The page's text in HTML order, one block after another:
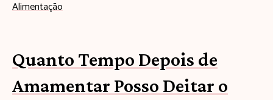
Alimentação
Quanto Tempo Depois de
Amamentar Posso Deitar o